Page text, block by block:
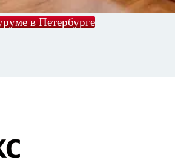
в Петербурге